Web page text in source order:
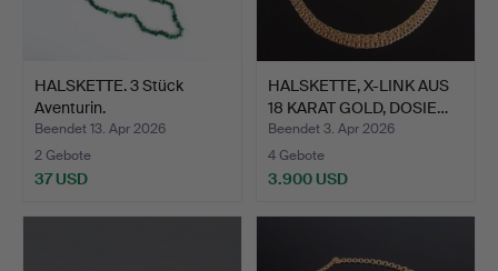
HALSKETTE. 3 Stück
Aventurin.
Beendet 13. Apr 2026
2 Gebote
37 USD
HALSKETTE, X-LINK AUS
18 KARAT GOLD, DOSIE…
Beendet 3. Apr 2026
4 Gebote
3.900 USD